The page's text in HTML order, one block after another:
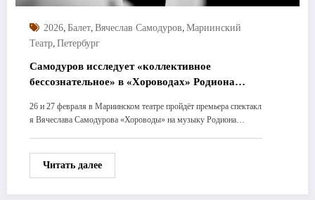
2026, Балет, Вячеслав Самодуров, Мариинский
Театр, Петербург
Самодуров исследует «коллективное
бессознательное» в «Хороводах» Родиона
26 и 27 февраля в Мариинском театре пройдёт премьера спектакл
я Вячеслава Самодурова «Хороводы» на музыку Родиона…
Читать далее